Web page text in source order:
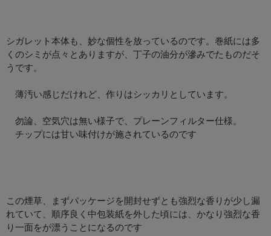
シガレット本体も、妙な個性を放っているのです。巻紙には多
くのシミが点々とありますが、丁子の油分が滲みでたものだそ
うです。
薄汚い感じだけれど、作りはシッカリとしています。
勿論、空気穴は無い様子で、プレーンフィルター仕様。
チップには甘い味付けが施されているのです
この煙草、まずパッケージを開封せずとも強烈な香りが少し漏
れていて、順序良く中包装紙を外した頃には、かなり強烈な香
り一面をが漂うことになるのです